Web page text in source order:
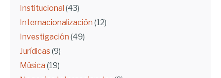
Institucional (43)
Internacionalización (12)
Investigación (49)
Jurídicas (9)
Música (19)